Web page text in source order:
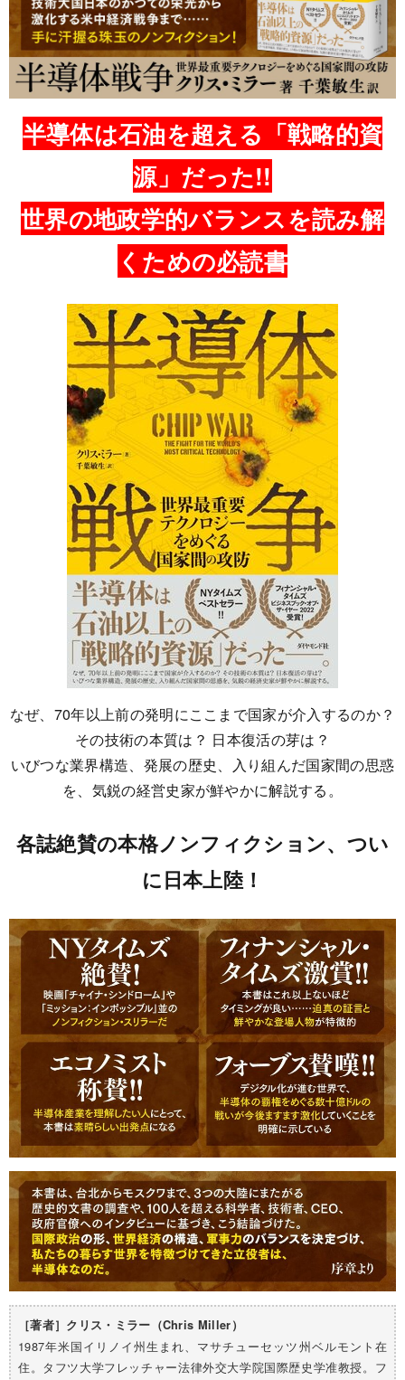
半導体は石油を超える「戦略的資
源」だった!!
世界の地政学的バランスを読み解
くための必読書
なぜ、70年以上前の発明にここまで国家が介入するのか？
その技術の本質は？ 日本復活の芽は？
いびつな業界構造、発展の歴史、入り組んだ国家間の思惑
を、気鋭の経営史家が鮮やかに解説する。
各誌絶賛の本格ノンフィクション、つい
に日本上陸！
［著者］クリス・ミラー（Chris Miller）
1987年米国イリノイ州生まれ、マサチューセッツ州ベルモント在
住。タフツ大学フレッチャー法律外交大学院国際歴史学准教授。フ